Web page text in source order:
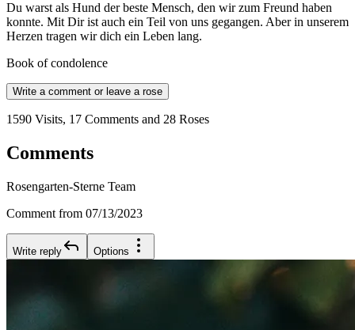
Du warst als Hund der beste Mensch, den wir zum Freund haben
konnte. Mit Dir ist auch ein Teil von uns gegangen. Aber in unserem
Herzen tragen wir dich ein Leben lang.
Book of condolence
Write a comment or leave a rose
1590 Visits, 17 Comments and 28 Roses
Comments
Rosengarten-Sterne Team
Comment from 07/13/2023
Write reply Options